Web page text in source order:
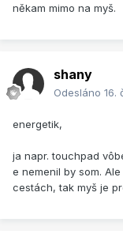
někam mimo na myš.
shany
Odesláno 16.
energetik,
ja napr. touchpad
e nemenil by som.
cestách, tak myš je